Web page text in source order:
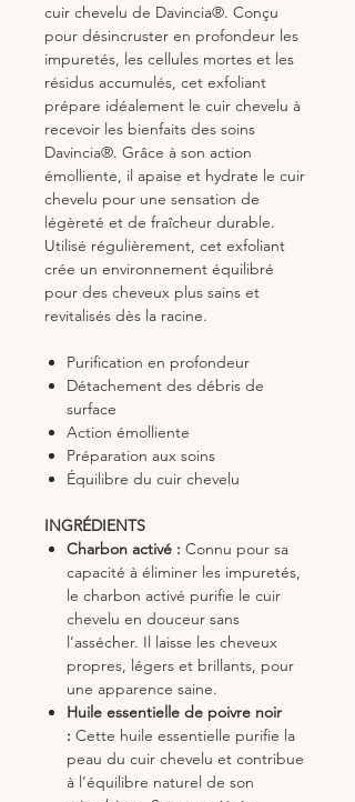
cuir chevelu de Davincia®. Conçu
pour désincruster en profondeur les
impuretés, les cellules mortes et les
résidus accumulés, cet exfoliant
prépare idéalement le cuir chevelu à
recevoir les bienfaits des soins
Davincia®. Grâce à son action
émolliente, il apaise et hydrate le cuir
chevelu pour une sensation de
légèreté et de fraîcheur durable.
Utilisé régulièrement, cet exfoliant
crée un environnement équilibré
pour des cheveux plus sains et
revitalisés dès la racine.
Purification en profondeur
Détachement des débris de
surface
Action émolliente
Préparation aux soins
Équilibre du cuir chevelu
INGRÉDIENTS
Charbon activé : Connu pour sa
capacité à éliminer les impuretés,
le charbon activé purifie le cuir
chevelu en douceur sans
l’assécher. Il laisse les cheveux
propres, légers et brillants, pour
une apparence saine.
Huile essentielle de poivre noir
: Cette huile essentielle purifie la
peau du cuir chevelu et contribue
à l’équilibre naturel de son